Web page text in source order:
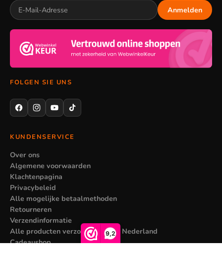
9,2
Anmelden
FOLGEN SIE UNS
KUNDENSERVICE
Over ons
Algemene voorwaarden
Klachtenpagina
Privacybeleid
Alle mogelijke betaalmethoden
Retourneren
Verzendinformatie
Alle producten verzonden vanuit Nederland
Cadeaushop